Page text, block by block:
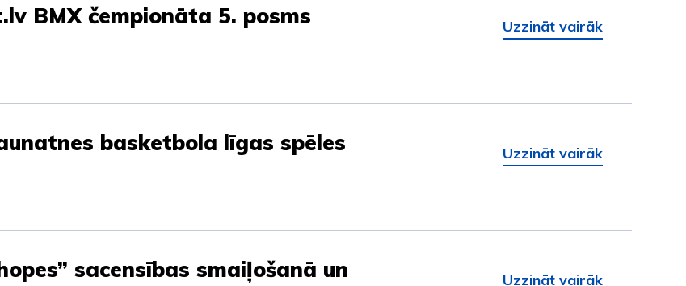
BMX čempionāta 5. posms Uzzināt vairāk
basketbola līgas spēles Uzzināt vairāk
sacensības smaiļošanā un
Uzzināt vairāk